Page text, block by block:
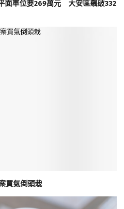
面車位要269萬元 大安區飆破332
買氣倒頭栽